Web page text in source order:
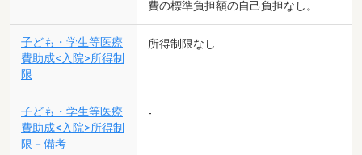
費の標準負担額の自己負担なし。
子ども・学生等医療
費助成<入院>所得制
限
所得制限なし
子ども・学生等医療
費助成<入院>所得制
限－備考
-